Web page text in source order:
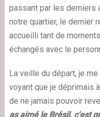
passant par les derniers
notre quartier, le dernier
accueilli tant de
échangés avec le
La veille du départ, je
voyant que je déprimais
de ne jamais pouvoir
as aimé le Brésil, c'est